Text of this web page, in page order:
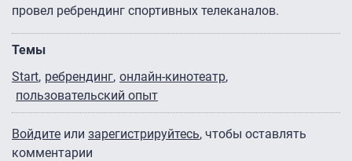
провел ребрендинг спортивных телеканалов.
Темы
Start ребрендинг онлайн-кинотеатр
пользовательский опыт
Войдите или зарегистрируйтесь, чтобы оставлять
комментарии